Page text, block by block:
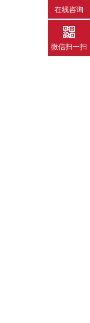
在线咨询
微信扫一扫